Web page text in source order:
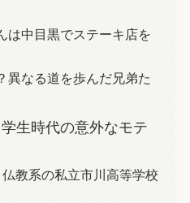
は中目黒でステーキ店を
異なる道を歩んだ兄弟た
生時代の意外なモテ
教系の私立市川高等学校